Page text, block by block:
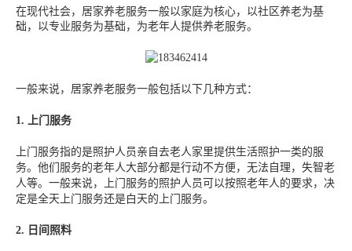
在现代社会，居家养老服务一般以家庭为核心，以社区养老为基
础，以专业服务为基础，为老年人提供养老服务。
一般来说，居家养老服务一般包括以下几种方式：
1. 上门服务
上门服务指的是照护人员亲自去老人家里提供生活照护一类的服
务。他们服务的老年人大部分都是行动不方便，无法自理，失智老
人等。一般来说，上门服务的照护人员可以按照老年人的要求，决
定是全天上门服务还是白天的上门服务。
2. 日间照料